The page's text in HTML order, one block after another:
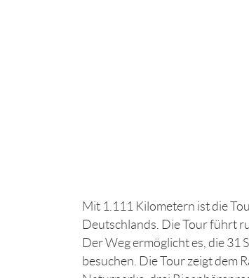
Mit 1.111 Kilometern ist die
Deutschlands. Die Tour führt
Der Weg ermöglicht es, die 31
besuchen. Die Tour zeigt dem